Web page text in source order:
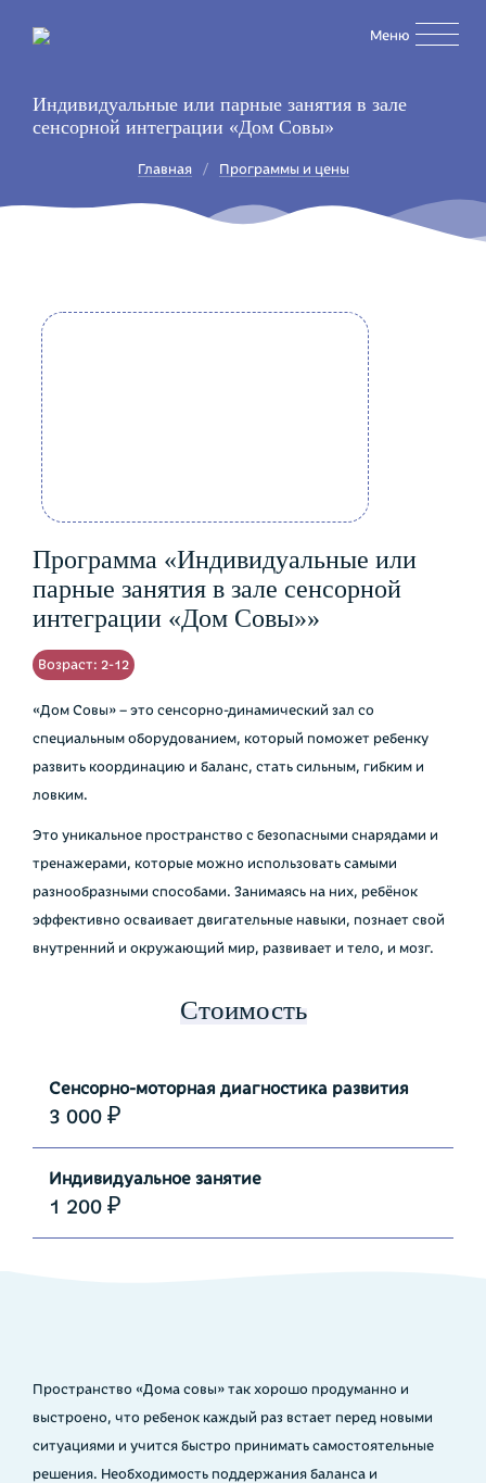
содержанию
Меню
Индивидуальные или парные занятия в зале
сенсорной интеграции «Дом Совы»
Строка
навигации
Главная Программы и цены
Программа «Индивидуальные или
парные занятия в зале сенсорной
интеграции «Дом Совы»»
Возраст: 2-12
«Дом Совы» – это сенсорно-динамический зал со
специальным оборудованием, который поможет ребенку
развить координацию и баланс, стать сильным, гибким и
ловким.
Это уникальное пространство с безопасными снарядами и
тренажерами, которые можно использовать самыми
разнообразными способами. Занимаясь на них, ребёнок
эффективно осваивает двигательные навыки, познает свой
внутренний и окружающий мир, развивает и тело, и мозг.
Стоимость
Сенсорно-моторная диагностика развития
3 000 ₽
Индивидуальное занятие
1 200 ₽
Пространство «Дома совы» так хорошо продуманно и
выстроено, что ребенок каждый раз встает перед новыми
ситуациями и учится быстро принимать самостоятельные
решения. Необходимость поддержания баланса и